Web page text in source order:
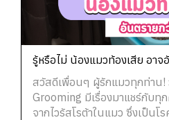
รู้หรือไม่ น้องแมวท้องเสีย อาจ
สวัสดีเพื่อนๆ ผู้รักแมวทุกท่าน
Grooming มีเรื่องมาแชร์กับทุ
จากไวรัสโรต้าในแมว ซึ่งเป็นโ